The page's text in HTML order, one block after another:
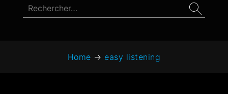
Home → easy listening